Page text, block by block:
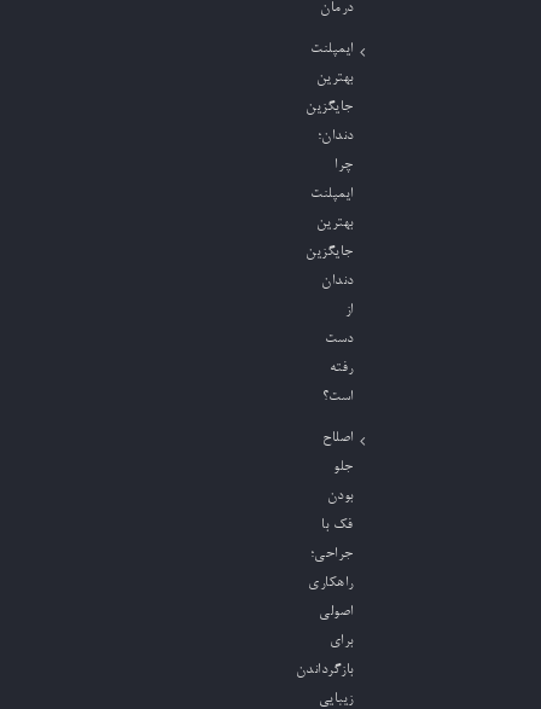
درمان
ایمپلنت
بهترین
جایگزین
دندان؛
چرا
ایمپلنت
بهترین
جایگزین
دندان
از
دست
رفته
است؟
اصلاح
جلو
بودن
فک با
جراحی؛
راهکاری
اصولی
برای
بازگرداندن
زیبایی